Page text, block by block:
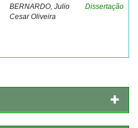
BERNARDO, Julio
Cesar Oliveira
Dissertação